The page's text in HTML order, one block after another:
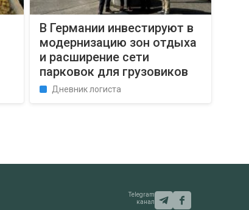
В Германии инвестируют в
модернизацию зон отдыха
и расширение сети
парковок для грузовиков
Дневник логиста
Telegram
канал